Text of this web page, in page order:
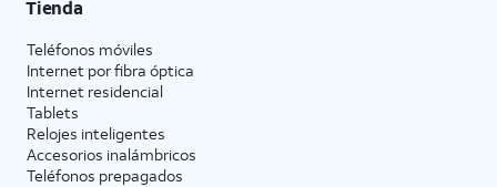
Tienda
Teléfonos móviles
Internet por fibra óptica
Internet residencial
Tablets
Relojes inteligentes
Accesorios inalámbricos
Teléfonos prepagados